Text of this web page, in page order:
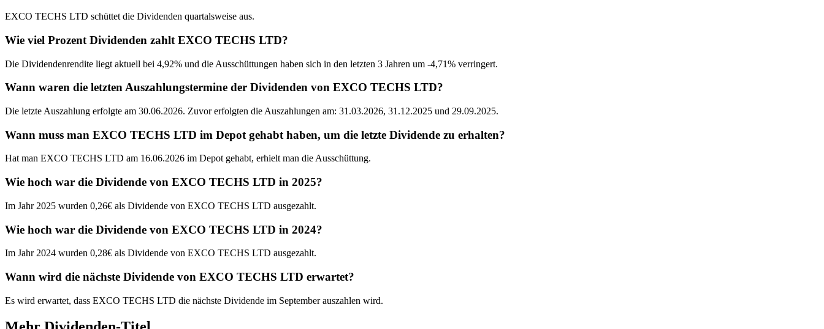
EXCO TECHS LTD schüttet die Dividenden quartalsweise aus.
Wie viel Prozent Dividenden zahlt EXCO TECHS LTD?
Die Dividendenrendite liegt aktuell bei 4,92% und die Ausschüttungen haben sich in den letzten 3 Jahren um -4,71% verringert.
Wann waren die letzten Auszahlungstermine der Dividenden von EXCO TECHS LTD?
Die letzte Auszahlung erfolgte am 30.06.2026. Zuvor erfolgten die Auszahlungen am: 31.03.2026, 31.12.2025 und 29.09.2025.
Wann muss man EXCO TECHS LTD im Depot gehabt haben, um die letzte Dividende zu erhalten?
Hat man EXCO TECHS LTD am 16.06.2026 im Depot gehabt, erhielt man die Ausschüttung.
Wie hoch war die Dividende von EXCO TECHS LTD in 2025?
Im Jahr 2025 wurden 0,26€ als Dividende von EXCO TECHS LTD ausgezahlt.
Wie hoch war die Dividende von EXCO TECHS LTD in 2024?
Im Jahr 2024 wurden 0,28€ als Dividende von EXCO TECHS LTD ausgezahlt.
Wann wird die nächste Dividende von EXCO TECHS LTD erwartet?
Es wird erwartet, dass EXCO TECHS LTD die nächste Dividende im September auszahlen wird.